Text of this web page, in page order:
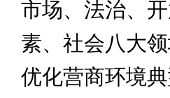
市场、法治、
素、社会八大
优化营商环境